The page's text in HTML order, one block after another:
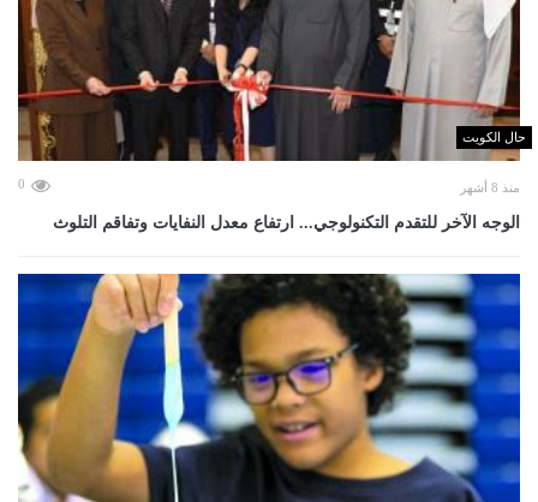
حال الكويت
منذ 8 أشهر 0
الوجه الآخر للتقدم التكنولوجي... ارتفاع معدل النفايات وتفاقم التلوث